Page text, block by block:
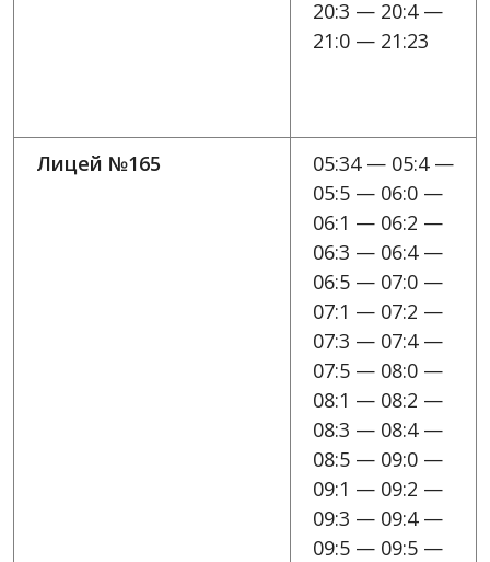
20:3 — 20:4 —
21:0 — 21:23
Лицей №165
05:34 — 05:4 —
05:5 — 06:0 —
06:1 — 06:2 —
06:3 — 06:4 —
06:5 — 07:0 —
07:1 — 07:2 —
07:3 — 07:4 —
07:5 — 08:0 —
08:1 — 08:2 —
08:3 — 08:4 —
08:5 — 09:0 —
09:1 — 09:2 —
09:3 — 09:4 —
09:5 — 09:5 —